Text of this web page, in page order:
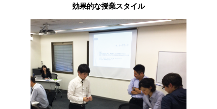
効果的な授業スタイル